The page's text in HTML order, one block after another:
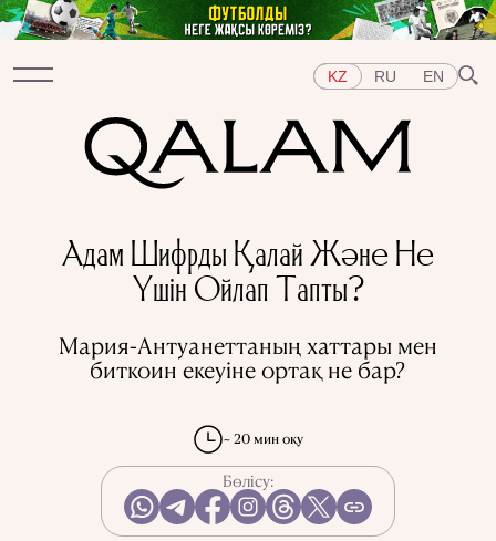
KZ RU EN
СҰХБАТ
ДӘРІСТЕР ХИКАЯ
ҚЫСҚА-НҰСҚА
АРНАЙЫ ЖОБАЛАР
ШЫҒЫС
БАТЫС ОРТАЛЫҚ АЗИЯ
ҚАЗАҚСТАН
АДАМДАР
ӨНЕР ТАРИХ ДӘМІ
ҚАЛАЛАР
МАМАНДЫҚТАР
АҚПАРАТТЫ ПАЙДАЛАНУ
Адам Шифрды Қалай Және Не
Үшін Ойлап Тапты?
Мария-Антуанеттаның хаттары мен
биткоин екеуіне ортақ не бар?
~ 20 мин оқу
Бөлісу: